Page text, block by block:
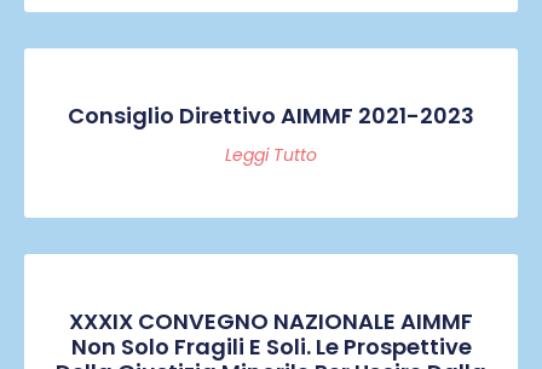
Consiglio Direttivo AIMMF 2021-2023
Leggi Tutto
XXXIX CONVEGNO NAZIONALE AIMMF
Non Solo Fragili E Soli. Le Prospettive